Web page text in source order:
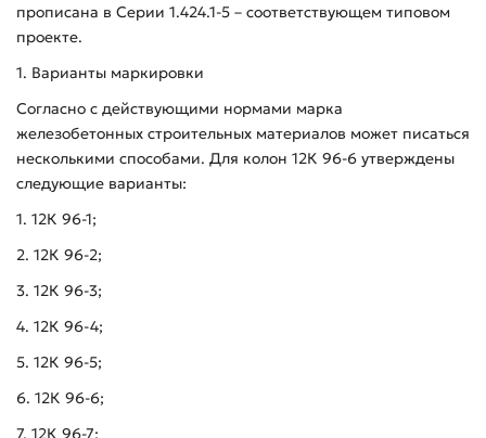
прописана в Серии 1.424.1-5 – соответствующем типовом
проекте.
1. Варианты маркировки
Согласно с действующими нормами марка
железобетонных строительных материалов может писаться
несколькими способами. Для колон 12К 96-6 утверждены
следующие варианты:
1. 12К 96-1;
2. 12К 96-2;
3. 12К 96-3;
4. 12К 96-4;
5. 12К 96-5;
6. 12К 96-6;
7. 12К 96-7;